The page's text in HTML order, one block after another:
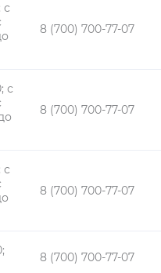
с
8 (700) 700-77-07
с
8 (700) 700-77-07
с
8 (700) 700-77-07
8 (700) 700-77-07